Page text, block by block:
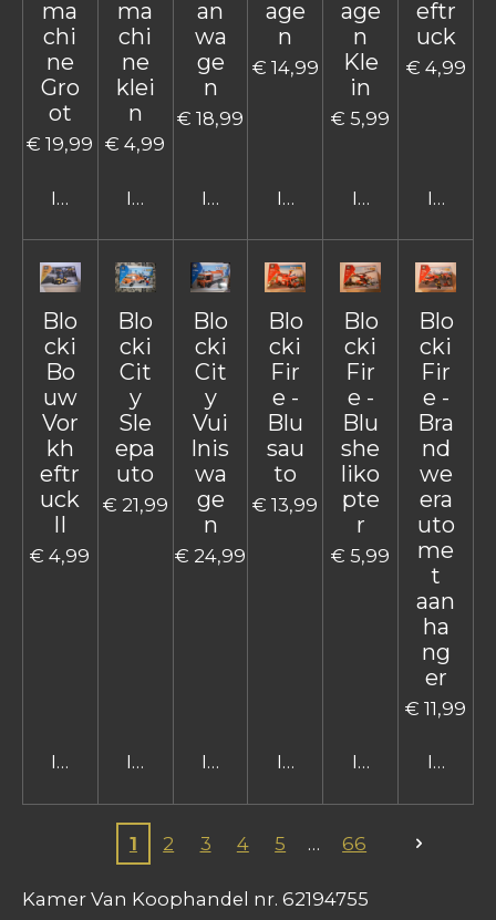
ma
chi
ne
Gro
ot
€ 19,99
In winkelwagen
ma
chi
ne
klei
n
€ 4,99
In winkelwagen
an
wa
ge
n
€ 18,99
In winkelwagen
age
n
€ 14,99
In winkelwagen
age
n
Kle
in
€ 5,99
In
eftr
uck
€ 4,99
In
Blo
cki
Bo
uw
Vor
kh
eftr
uck
II
€ 4,99
In winkelwagen
Blo
cki
Cit
y
Sle
epa
uto
€ 21,99
In winkelwagen
Blo
cki
Cit
y
Vui
lnis
wa
ge
n
€ 24,99
In winkelwagen
Blo
cki
Fir
e -
Blu
sau
to
€ 13,99
In winkelwagen
Blo
cki
Fir
e -
Blu
she
liko
pte
r
€ 5,99
In
Blo
cki
Fir
e -
Bra
nd
we
era
uto
me
t
aan
ha
ng
er
€ 11,99
In
1 2 3 4 5 66
Kamer Van Koophandel nr. 62194755